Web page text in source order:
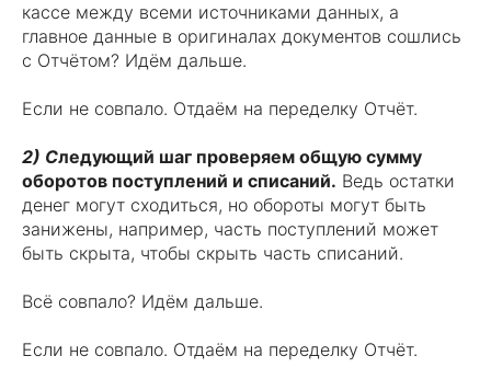
кассе между всеми источниками данных, а
главное данные в оригиналах документов сошлись
с Отчётом? Идём дальше.
Если не совпало. Отдаём на переделку Отчёт.
2) Следующий шаг проверяем общую сумму
оборотов поступлений и списаний. Ведь остатки
денег могут сходиться, но обороты могут быть
занижены, например, часть поступлений может
быть скрыта, чтобы скрыть часть списаний.
Всё совпало? Идём дальше.
Если не совпало. Отдаём на переделку Отчёт.